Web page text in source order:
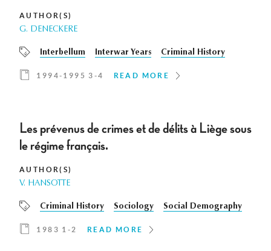
AUTHOR(S)
G. DENECKERE
Interbellum Interwar Years Criminal History
1994-1995 3-4 READ MORE
Les prévenus de crimes et de délits à Liège sous
le régime français.
AUTHOR(S)
V. HANSOTTE
Criminal History Sociology Social Demography
1983 1-2 READ MORE